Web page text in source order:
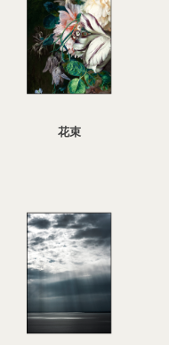
花束